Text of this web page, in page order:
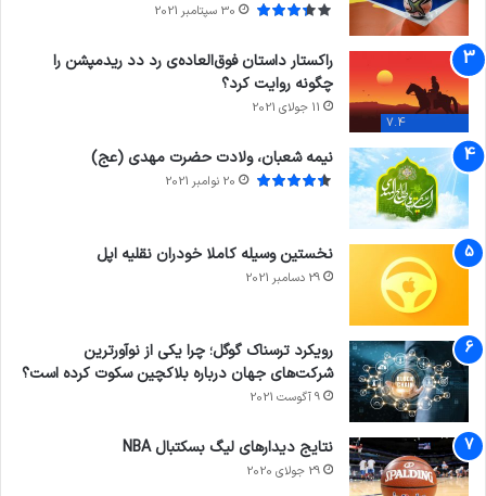
30 سپتامبر 2021
7.4
راکستار داستان فوق‌العاده‌ی رد دد ریدمپشن را
چگونه روایت کرد؟
11 جولای 2021
نیمه شعبان، ولادت حضرت مهدی (عج)
20 نوامبر 2021
نخستین وسیله کاملا خودران نقلیه اپل
29 دسامبر 2021
رویکرد ترسناک گوگل؛ چرا یکی از نوآورترین
شرکت‌های جهان درباره بلاکچین سکوت کرده است؟
9 آگوست 2021
نتایج دیدار‌های لیگ بسکتبال NBA
29 جولای 2020